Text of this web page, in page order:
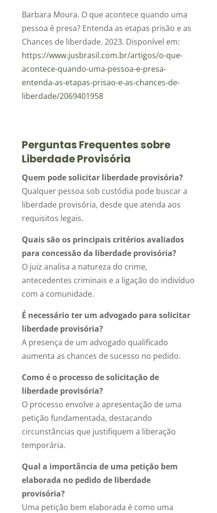
Barbara Moura. O que acontece quando uma
pessoa é presa? Entenda as etapas prisão e as
Chances de liberdade. 2023. Disponível em:
https://www.jusbrasil.com.br/artigos/o-que-
acontece-quando-uma-pessoa-e-presa-
entenda-as-etapas-prisao-e-as-chances-de-
liberdade/2069401958
Perguntas Frequentes sobre
Liberdade Provisória
Quem pode solicitar liberdade provisória?
Qualquer pessoa sob custódia pode buscar a
liberdade provisória, desde que atenda aos
requisitos legais.
Quais são os principais critérios avaliados
para concessão da liberdade provisória?
O juiz analisa a natureza do crime,
antecedentes criminais e a ligação do indivíduo
com a comunidade.
É necessário ter um advogado para solicitar
liberdade provisória?
A presença de um advogado qualificado
aumenta as chances de sucesso no pedido.
Como é o processo de solicitação de
liberdade provisória?
O processo envolve a apresentação de uma
petição fundamentada, destacando
circunstâncias que justifiquem a liberação
temporária.
Qual a importância de uma petição bem
elaborada no pedido de liberdade
provisória?
Uma petição bem elaborada é como uma